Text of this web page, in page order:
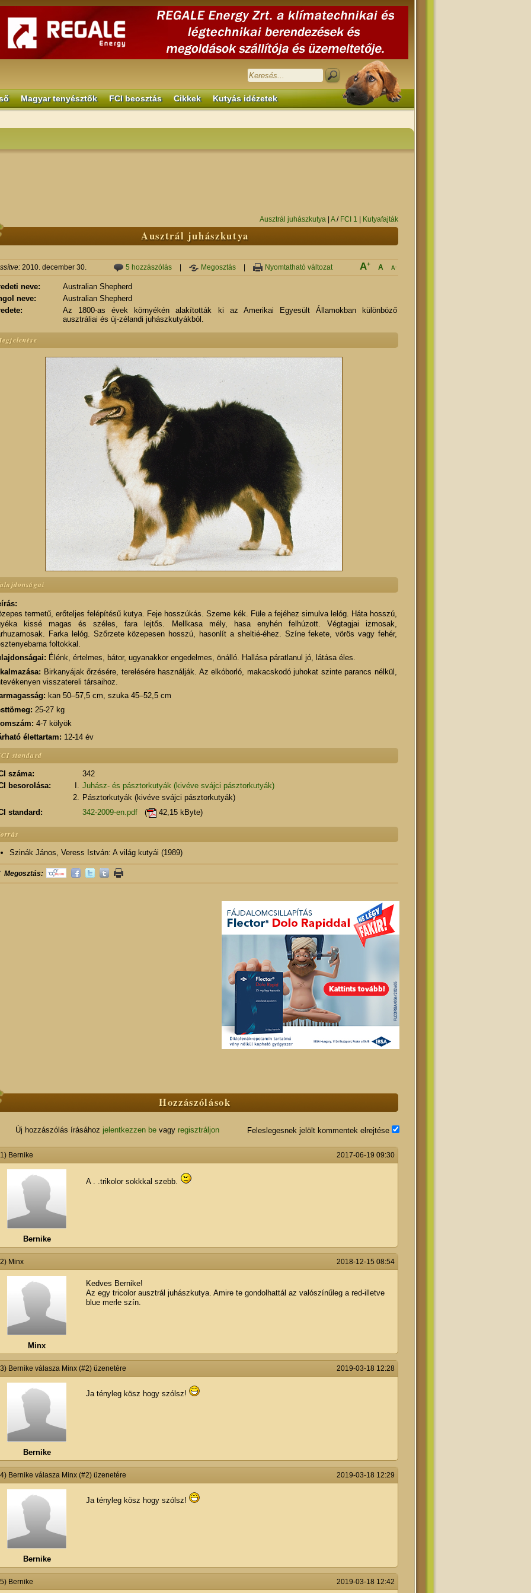
Magyar tenyésztők FCI beosztás Cikkek Kutyás idézetek
Ausztrál juhászkutya A/ FCI 1 Kutyafajták
Ausztrál juhászkutya
2010. december 30. 5 hozzászólás Megosztás Nyomtatható változat A+ A A-
neve:
Australian Shepherd
neve:
Australian Shepherd
Az 1800-as évek környékén alakították ki az Amerikai Egyesült Államokban különböző
ausztráliai és új-zélandi juhászkutyákból.
termetű, erőteljes felépítésű kutya. Feje hosszúkás. Szeme kék. Füle a fejéhez simulva lelóg. Háta hosszú,
kissé magas és széles, fara lejtős. Mellkasa mély, hasa enyhén felhúzott. Végtagjai izmosak,
Farka lelóg. Szőrzete közepesen hosszú, hasonlít a sheltié-éhez. Színe fekete, vörös vagy fehér,
foltokkal.
Élénk, értelmes, bátor, ugyanakkor engedelmes, önálló. Hallása páratlanul jó, látása éles.
Birkanyájak őrzésére, terelésére használják. Az elkóborló, makacskodó juhokat szinte parancs nélkül,
visszatereli társaihoz.
kan 50–57,5 cm, szuka 45–52,5 cm
25-27 kg
4-7 kölyök
élettartam: 12-14 év
standard
száma:
342
besorolása:
I. Juhász- és pásztorkutyák (kivéve svájci pásztorkutyák)
2. Pásztorkutyák (kivéve svájci pásztorkutyák)
standard:
342-2009-en.pdf ( 42,15 kByte)
Szinák János, Veress István: A világ kutyái (1989)
Megosztás:
Hozzászólások
Új hozzászólás írásához jelentkezzen be vagy regisztráljon Feleslegesnek jelölt kommentek elrejtése
Bernike 2017-06-19 09:30
Bernike
A . .trikolor sokkkal szebb.
Minx 2018-12-15 08:54
Minx
Kedves Bernike!
Az egy tricolor ausztrál juhászkutya. Amire te gondolhattál az valószínűleg a red-illetve
blue merle szín.
Bernike válasza Minx (#2) üzenetére 2019-03-18 12:28
Bernike
Ja tényleg kösz hogy szólsz!
Bernike válasza Minx (#2) üzenetére 2019-03-18 12:29
Bernike
Ja tényleg kösz hogy szólsz!
Bernike 2019-03-18 12:42